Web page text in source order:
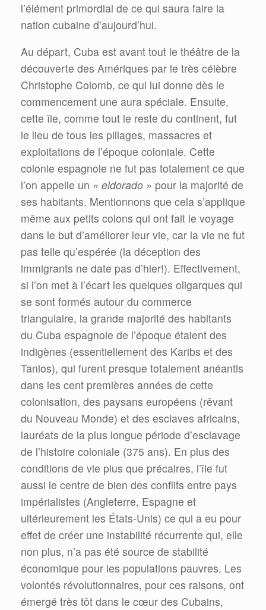
l’élément primordial de ce qui saura faire la
nation cubaine d’aujourd’hui.
Au départ, Cuba est avant tout le théâtre de la
découverte des Amériques par le très célèbre
Christophe Colomb, ce qui lui donne dès le
commencement une aura spéciale. Ensuite,
cette île, comme tout le reste du continent, fut
le lieu de tous les pillages, massacres et
exploitations de l’époque coloniale. Cette
colonie espagnole ne fut pas totalement ce que
l’on appelle un « eldorado » pour la majorité de
ses habitants. Mentionnons que cela s’applique
même aux petits colons qui ont fait le voyage
dans le but d’améliorer leur vie, car la vie ne fut
pas telle qu’espérée (la déception des
immigrants ne date pas d’hier!). Effectivement,
si l’on met à l’écart les quelques oligarques qui
se sont formés autour du commerce
triangulaire, la grande majorité des habitants
du Cuba espagnole de l’époque étaient des
indigènes (essentiellement des Karibs et des
Tanios), qui furent presque totalement anéantis
dans les cent premières années de cette
colonisation, des paysans européens (rêvant
du Nouveau Monde) et des esclaves africains,
lauréats de la plus longue période d’esclavage
de l’histoire coloniale (375 ans). En plus des
conditions de vie plus que précaires, l’île fut
aussi le centre de bien des conflits entre pays
impérialistes (Angleterre, Espagne et
ultérieurement les États-Unis) ce qui a eu pour
effet de créer une instabilité récurrente qui, elle
non plus, n’a pas été source de stabilité
économique pour les populations pauvres. Les
volontés révolutionnaires, pour ces raisons, ont
émergé très tôt dans le cœur des Cubains,